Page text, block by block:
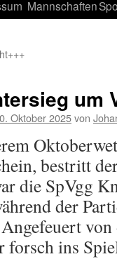
Mannschaften
um
Oktober 2025von
bestritt
die SpVgg
der
ins